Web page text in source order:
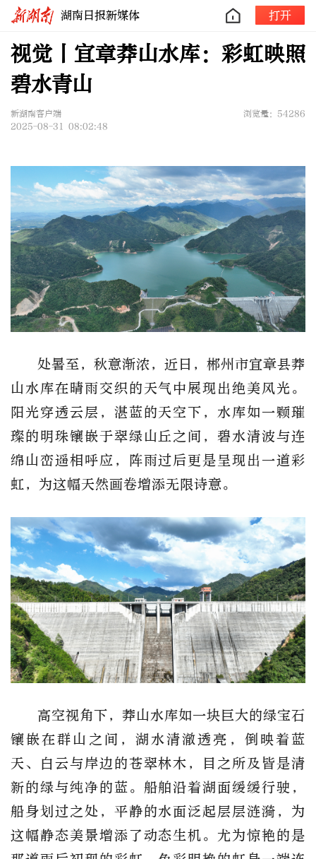
湖南日报新媒体 打开
视觉丨宜章莽山水库：彩虹映照
碧水青山
新湖南客户端
浏览量：54286
2025-08-31 08:02:48
处暑至，秋意渐浓，近日，郴州市宜章县莽
山水库在晴雨交织的天气中展现出绝美风光。
阳光穿透云层，湛蓝的天空下，水库如一颗璀
璨的明珠镶嵌于翠绿山丘之间，碧水清波与连
绵山峦遥相呼应，阵雨过后更是呈现出一道彩
虹，为这幅天然画卷增添无限诗意。
高空视角下，莽山水库如一块巨大的绿宝石
镶嵌在群山之间，湖水清澈透亮，倒映着蓝
天、白云与岸边的苍翠林木，目之所及皆是清
新的绿与纯净的蓝。船舶沿着湖面缓缓行驶，
船身划过之处，平静的水面泛起层层涟漪，为
这幅静态美景增添了动态生机。尤为惊艳的是